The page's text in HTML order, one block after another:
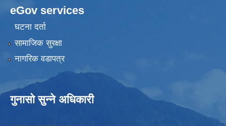
eGov services
घटना दर्ता
सामाजिक सुरक्षा
नागरिक वडापत्र
गुनासो सुन्ने अधिकारी